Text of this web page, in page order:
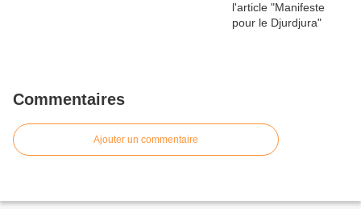
Commentaires
Ajouter un commentaire